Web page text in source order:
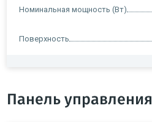
Номинальная мощность (Вт)
Поверхность
Панель управления